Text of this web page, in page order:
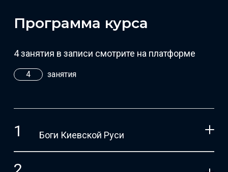
Программа курса
4 занятия в записи смотрите на платформе
4 занятия
Боги Киевской Руси